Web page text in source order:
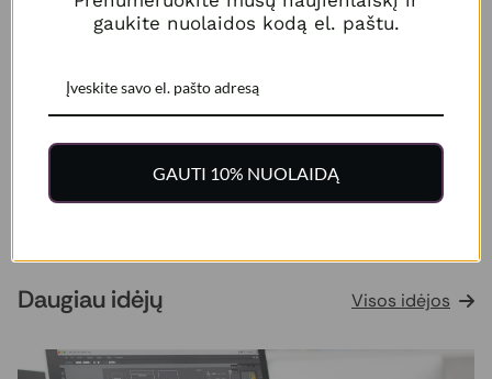
programų, tokių kaip Photoshop, Illustrator ar InDesign,
koreguoti savo PDF failą taip pat galite naudodamiesi
Adobe Acrobat programa.
Daugiau idėjų Visos idėjos
gaukite nuolaidos kodą el. paštu.
GAUTI 10% NUOLAIDĄ